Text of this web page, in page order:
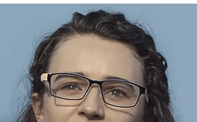
Pahang
Perak
Perlis
Putrajaya